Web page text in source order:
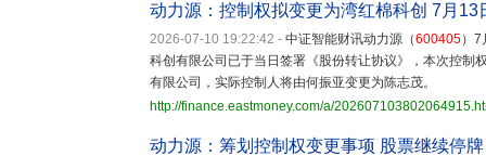
动力源：控制权拟变更为湾红棉科创 7月13
2026-07-10 19:22:42 - 中证智能财讯动力源（600405）7
科创有限公司已于当日签署《股份转让协议》，本次控制
有限公司，实际控制人将由何振亚变更为陈志茂。
http://finance.eastmoney.com/a/
动力源：筹划控制权变更事项 股票继续停牌